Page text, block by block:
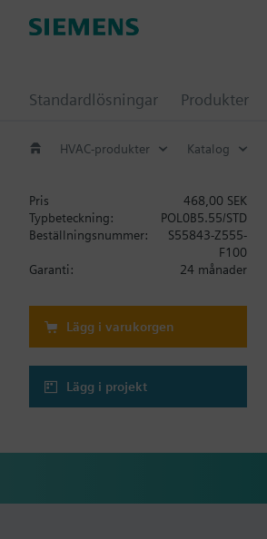
Standardlösningar Produkter
HVAC-produkter Katalog
Pris
468,00 SEK
Typbeteckning:
POL0B5.55/STD
Beställningsnummer:
S55843-Z555-
F100
Garanti:
24 månader
Lägg i varukorgen
Lägg i projekt